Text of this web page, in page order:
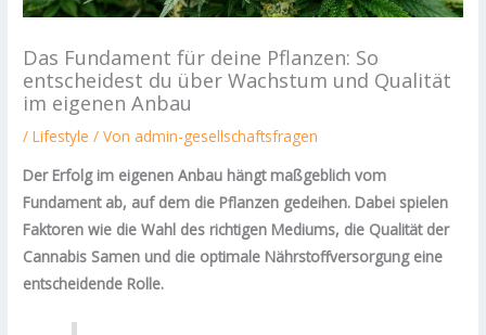
Das Fundament für deine Pflanzen: So
entscheidest du über Wachstum und Qualität
im eigenen Anbau
/Lifestyle / Von admin-gesellschaftsfragen
Der Erfolg im eigenen Anbau hängt maßgeblich vom
Fundament ab, auf dem die Pflanzen gedeihen. Dabei spielen
Faktoren wie die Wahl des richtigen Mediums, die Qualität der
Cannabis Samen und die optimale Nährstoffversorgung eine
entscheidende Rolle.